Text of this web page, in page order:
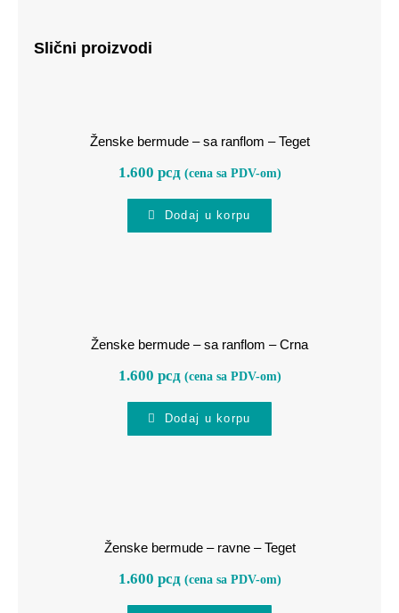
Slični proizvodi
Ženske bermude – sa ranflom – Teget
1.600 рсд (cena sa PDV-om)
Dodaj u korpu
Ženske bermude – sa ranflom – Crna
1.600 рсд (cena sa PDV-om)
Dodaj u korpu
Ženske bermude – ravne – Teget
1.600 рсд (cena sa PDV-om)